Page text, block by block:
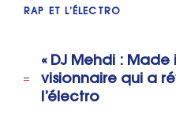
RAP ET L’ÉLECTRO
« DJ Mehdi : Made
visionnaire qui a
l’électro